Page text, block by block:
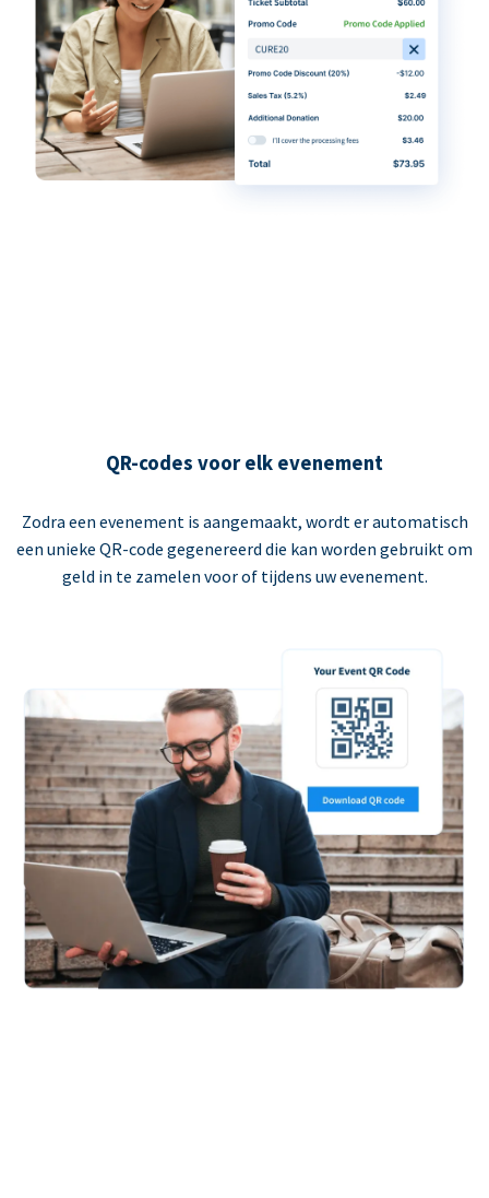
QR-codes voor elk evenement
Zodra een evenement is aangemaakt, wordt er automatisch
een unieke QR-code gegenereerd die kan worden gebruikt om
geld in te zamelen voor of tijdens uw evenement.